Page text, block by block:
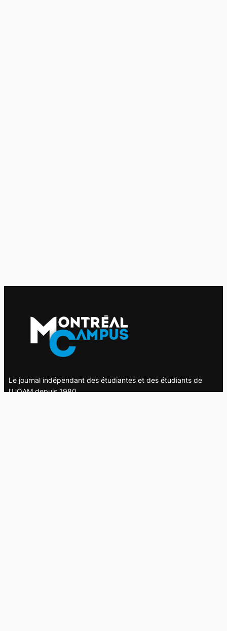
Le journal indépendant des étudiantes et des étudiants de
l'UQAM depuis 1980.